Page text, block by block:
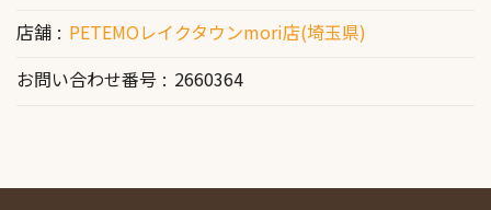
店舗
PETEMOレイクタウンmori店(埼玉県)
お問い合わせ番号
2660364